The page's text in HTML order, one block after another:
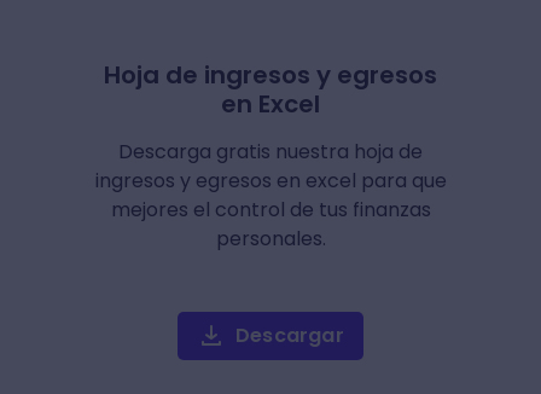
Hoja de ingresos y egresos
en Excel
Descarga gratis nuestra hoja de
ingresos y egresos en excel para que
mejores el control de tus finanzas
personales.
Descargar